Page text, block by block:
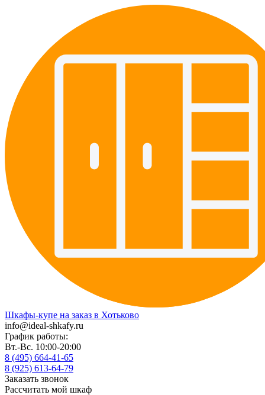
Шкафы-купе на заказ в Хотьково
info@ideal-shkafy.ru
График работы:
Вт.-Вс. 10:00-20:00
8 (495) 664-41-65
8 (925) 613-64-79
Заказать звонок
Рассчитать мой шкаф